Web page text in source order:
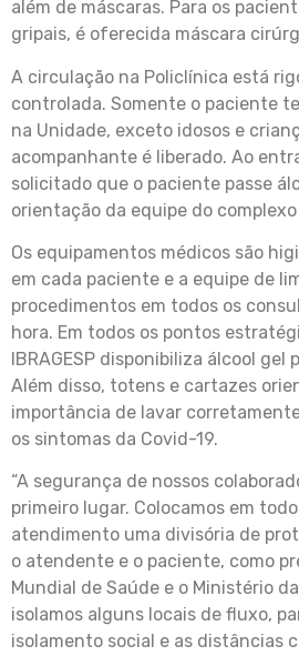
além de máscaras. Para os
gripais, é oferecida máscara
A circulação na Policlínica está
controlada. Somente o paciente
na Unidade, exceto idosos e
acompanhante é liberado. Ao
solicitado que o paciente passe
orientação da equipe do
Os equipamentos médicos são
em cada paciente e a equipe de
procedimentos em todos os
hora. Em todos os pontos
IBRAGESP disponibiliza álcool gel
Além disso, totens e cartazes
importância de lavar
os sintomas da Covid-19.
“A segurança de nossos
primeiro lugar. Colocamos em
atendimento uma divisória de
o atendente e o paciente, como
Mundial de Saúde e o Ministério
isolamos alguns locais de fluxo,
isolamento social e as distâncias